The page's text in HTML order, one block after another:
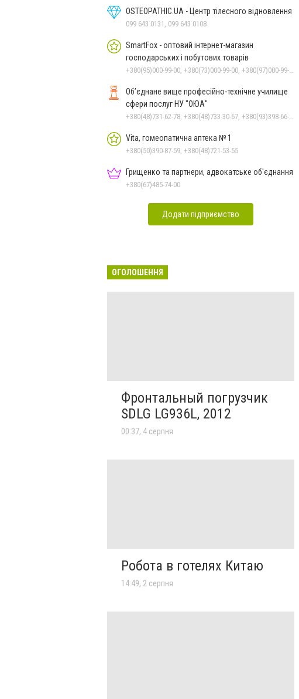
OSTEOPATHIC.UA - Центр тілесного відновлення
099 643 0131, 099 643 0108
SmartFox - оптовий інтернет-магазин
господарських і побутових товарів
Об’єднане вище професійно-технічне училище
сфери послуг НУ "ОЮА"
Vita, гомеопатична аптека № 1
+380(50)390-87-59, +380(48)721-53-55
Грищенко та партнери, адвокатське об'єднання
+380(67)485-74-00
Додати підприємство
ОГОЛОШЕННЯ
Фронтальный погрузчик
SDLG LG936L, 2012
00:37, 4 серпня
Робота в готелях Китаю
14:49, 2 серпня